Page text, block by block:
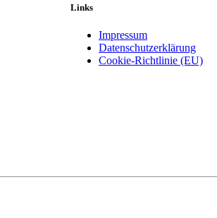
Links
Impressum
Datenschutzerklärung
Cookie-Richtlinie (EU)